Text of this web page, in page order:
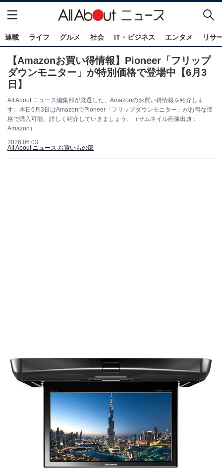
連載 ライフ グルメ 社会 IT・ビジネス エンタメ リサ
【Amazonお買い得情報】Pioneer「フリップ
ダウンモニター」が特別価格で登場中【6月3
日】
All About ニュース編集部が厳選した、Amazonのお買い得情報を紹介しま
す。本日6月3日はAmazonでPioneer「フリップダウンモニター」がお得な価
格で購入可能。詳しく紹介していきましょう。（サムネイル画像出典：
Amazon）
2026.06.03
All About ニュース お買いもの部